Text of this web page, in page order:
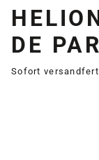
DE
Sofort